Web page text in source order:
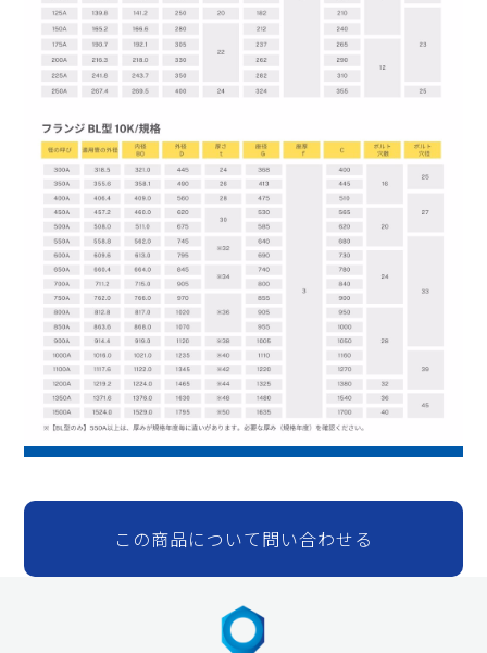
この商品について問い合わせる